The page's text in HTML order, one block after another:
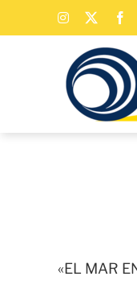
Instagram
«EL MAR